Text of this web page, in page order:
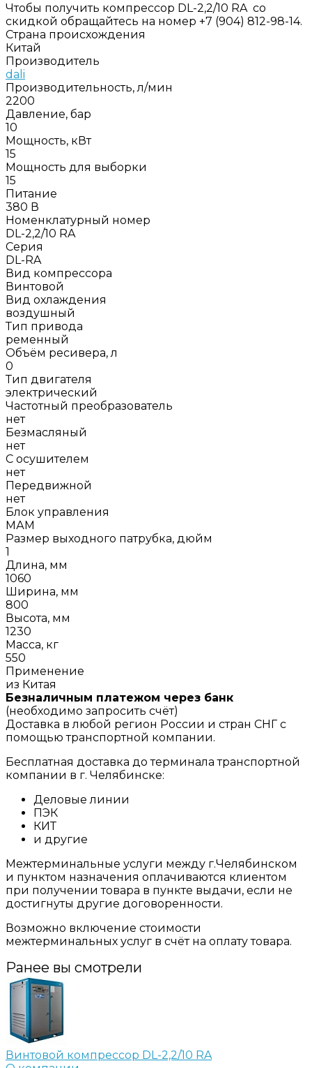
Чтобы получить компрессор DL-2,2/10 RA со
скидкой обращайтесь на номер +7 (904) 812-98-14.
Страна происхождения
Китай
Производитель
dali
Производительность, л/мин
2200
Давление, бар
10
Мощность, кВт
15
Мощность для выборки
15
Питание
380 В
Номенклатурный номер
DL-2,2/10 RA
Серия
DL-RA
Вид компрессора
Винтовой
Вид охлаждения
воздушный
Тип привода
ременный
Объём ресивера, л
0
Тип двигателя
электрический
Частотный преобразователь
нет
Безмасляный
нет
С осушителем
нет
Передвижной
нет
Блок управления
МАМ
Размер выходного патрубка, дюйм
1
Длина, мм
1060
Ширина, мм
800
Высота, мм
1230
Масса, кг
550
Применение
из Китая
Безналичным платежом через банк
(необходимо запросить счёт)
Доставка в любой регион России и стран СНГ с
помощью транспортной компании.
Бесплатная доставка до терминала транспортной
компании в г. Челябинске:
Деловые линии
ПЭК
КИТ
и другие
Межтерминальные услуги между г.Челябинском
и пунктом назначения оплачиваются клиентом
при получении товара в пункте выдачи, если не
достигнуты другие договоренности.
Возможно включение стоимости
межтерминальных услуг в счёт на оплату товара.
Ранее вы смотрели
Винтовой компрессор DL-2,2/10 RA